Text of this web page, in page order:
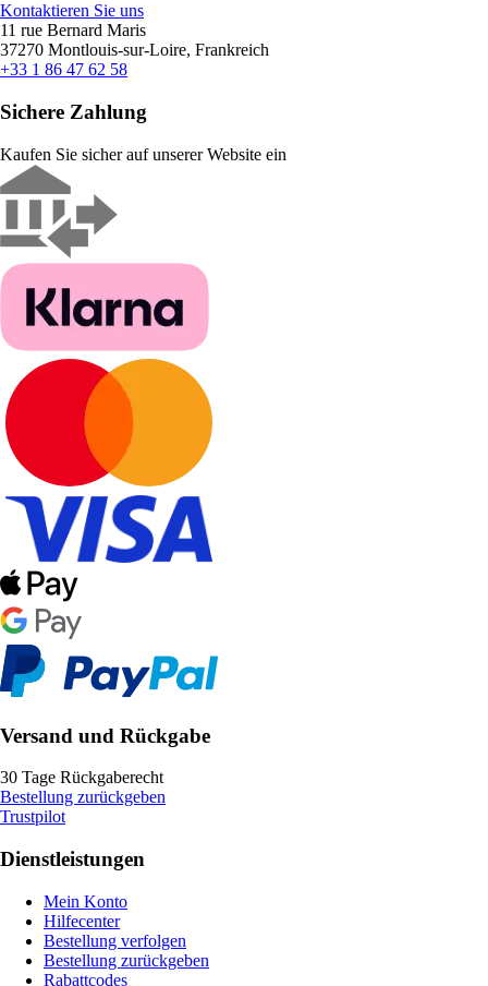
Kontaktieren Sie uns
11 rue Bernard Maris
37270 Montlouis-sur-Loire, Frankreich
+33 1 86 47 62 58
Sichere Zahlung
Kaufen Sie sicher auf unserer Website ein
Versand und Rückgabe
30 Tage Rückgaberecht
Bestellung zurückgeben
Trustpilot
Dienstleistungen
Mein Konto
Hilfecenter
Bestellung verfolgen
Bestellung zurückgeben
Rabattcodes